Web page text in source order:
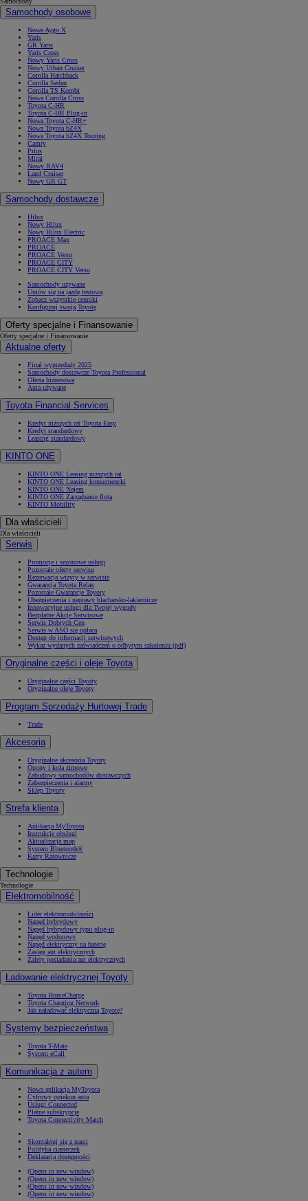
Samochody osobowe
Nowe Aygo X
Yaris
GR Yaris
Yaris Cross
Nowy Yaris Cross
Nowy Urban Cruiser
Corolla Hatchback
Corolla Sedan
Corolla TS Kombi
Nowa Corolla Cross
Toyota C-HR
Toyota C-HR Plug-in
Nowa Toyota C-HR+
Nowa Toyota bZ4X
Nowa Toyota bZ4X Touring
Camry
Prius
Mirai
Nowy RAV4
Land Cruiser
Nowy GR GT
Samochody dostawcze
Hilux
Nowy Hilux
Nowy Hilux Electric
PROACE Max
PROACE
PROACE Verso
PROACE CITY
PROACE CITY Verso
Samochody używane
Umów się na jazdę testową
Zobacz wszystkie cenniki
Konfiguruj swoją Toyotę
Oferty specjalne i Finansowanie
Oferty specjalne i Finansowanie
Aktualne oferty
Finał wyprzedaży 2025
Samochody dostawcze Toyota Professional
Oferta biznesowa
Auta używane
Toyota Financial Services
Kredyt niższych rat Toyota Easy
Kredyt standardowy
Leasing standardowy
KINTO ONE
KINTO ONE Leasing niższych rat
KINTO ONE Leasing konsumencki
KINTO ONE Najem
KINTO ONE Zarządzanie flotą
KINTO Mobility
Dla właścicieli
Dla właścicieli
Serwis
Promocje i sezonowe usługi
Pozostałe oferty serwisu
Rezerwacja wizyty w serwisie
Gwarancja Toyota Relax
Pozostałe Gwarancje Toyoty
Ubezpieczenia i naprawy blacharsko-lakiernicze
Innowacyjne usługi dla Twojej wygody
Bezpłatne Akcje Serwisowe
Serwis Dobrych Cen
Serwis w ASO się opłaca
Dostęp do informacji serwisowych
Wykaz wydanych zaświadczeń o odbytym szkoleniu (pdf)
Oryginalne części i oleje Toyota
Oryginalne części Toyoty
Oryginalne oleje Toyoty
Program Sprzedaży Hurtowej Trade
Trade
Akcesoria
Oryginalne akcesoria Toyoty
Opony i koła zimowe
Zabudowy samochodów dostawczych
Zabezpieczenia i alarmy
Sklep Toyoty
Strefa klienta
Aplikacja MyToyota
Instrukcje obsługi
Aktualizacja map
System Bluetooth®
Karty Ratownicze
Technologie
Technologie
Elektromobilność
Lider elektromobilności
Napęd hybrydowy
Napęd hybrydowy typu plug-in
Napęd wodorowy
Napęd elektryczny na baterię
Zasięg aut elektrycznych
Zalety posiadania aut elektrycznych
Ładowanie elektrycznej Toyoty
Toyota HomeCharge
Toyota Charging Network
Jak naładować elektryczną Toyotę?
Systemy bezpieczeństwa
Toyota T-Mate
System eCall
Komunikacja z autem
Nowa aplikacja MyToyota
Cyfrowy opiekun auta
Usługi Connected
Płatne subskrypcje
Toyota Connectivity Match
Skontaktuj się z nami
Polityka ciasteczek
Deklaracja dostępności
(Opens in new window)
(Opens in new window)
(Opens in new window)
(Opens in new window)